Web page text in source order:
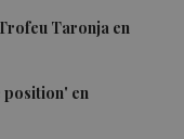
Taronja en
en